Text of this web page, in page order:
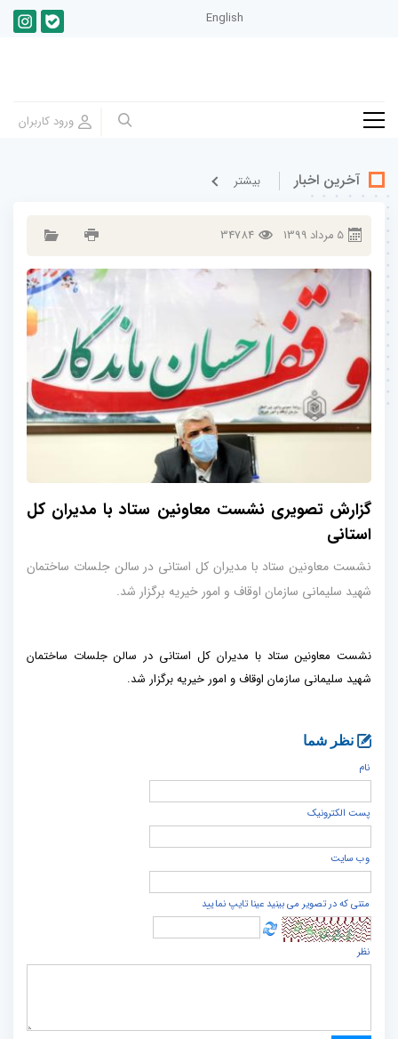
English
آخرین اخبار بيشتر
5 مرداد 1399
34784
گزارش تصویری نشست معاونین ستاد با مدیران کل
استانی
نشست معاونین ستاد با مدیران کل استانی در سالن جلسات ساختمان
شهید سلیمانی سازمان اوقاف و امور خیریه برگزار شد.
نشست معاونین ستاد با مدیران کل استانی در سالن جلسات ساختمان
شهید سلیمانی سازمان اوقاف و امور خیریه برگزار شد.
نظر شما
نام
پست الكترونيک
وب سایت
متنی که در تصویر می بینید عینا تایپ نمایید
نظر